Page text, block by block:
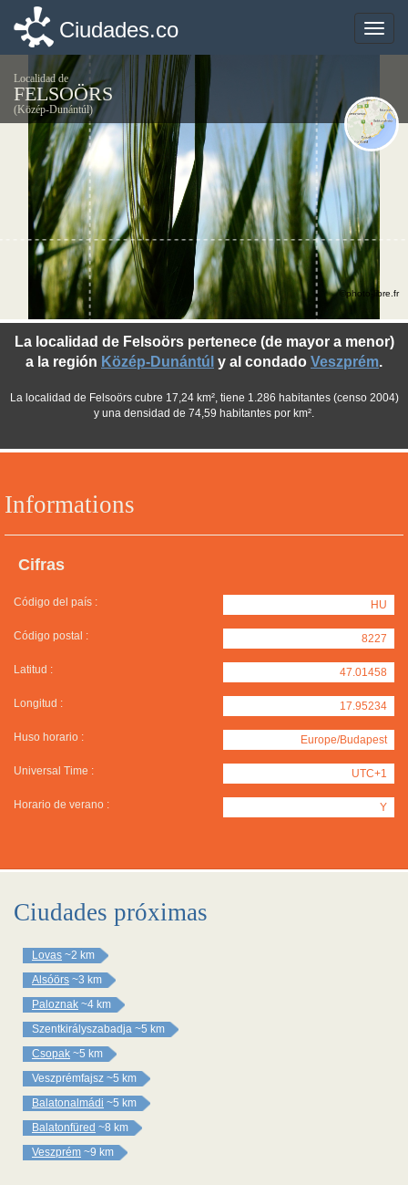
Toggle
Ciudades.co
Localidad de
FELSOÖRS
(Közép-Dunántúl)
Informations
Cifras
Código del país : HU
Código postal : 8227
Latitud : 47.01458
Longitud : 17.95234
Huso horario : Europe/Budapest
Universal Time : UTC+1
Horario de verano : Y
La localidad de Felsoörs pertenece (de mayor a menor)
a la región Közép-Dunántúl y al condado Veszprém.
La localidad de Felsoörs cubre 17,24 km², tiene 1.286 habitantes (censo 2004)
y una densidad de 74,59 habitantes por km².
©photo-libre.fr
Ciudades próximas
Lovas ~2 km
Alsóörs ~3 km
Paloznak ~4 km
Szentkirályszabadja ~5 km
Csopak ~5 km
Veszprémfajsz ~5 km
Balatonalmádi ~5 km
Balatonfüred ~8 km
Veszprém ~9 km
Toggle
Ciudades.co